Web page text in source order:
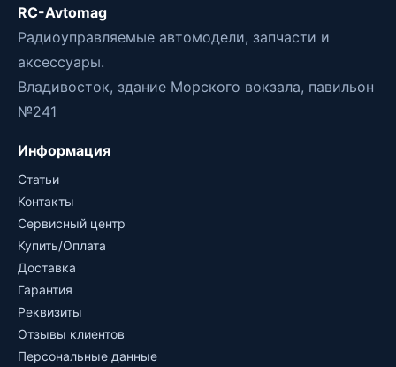
RC-Avtomag
Радиоуправляемые автомодели, запчасти и
аксессуары.
Владивосток, здание Морского вокзала, павильон
№241
Информация
Статьи
Контакты
Сервисный центр
Купить/Оплата
Доставка
Гарантия
Реквизиты
Отзывы клиентов
Персональные данные